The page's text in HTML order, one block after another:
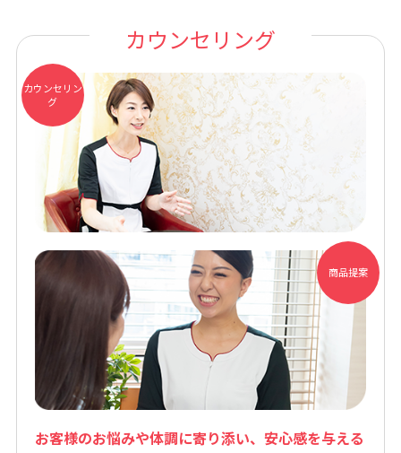
カウンセリング
カウンセリン
グ
商品提案
お客様のお悩みや体調に寄り添い、安⼼感を与える